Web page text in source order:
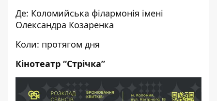
Де: Коломийська філармонія імені
Олександра Козаренка
Коли: протягом дня
Кінотеатр “Стрічка”